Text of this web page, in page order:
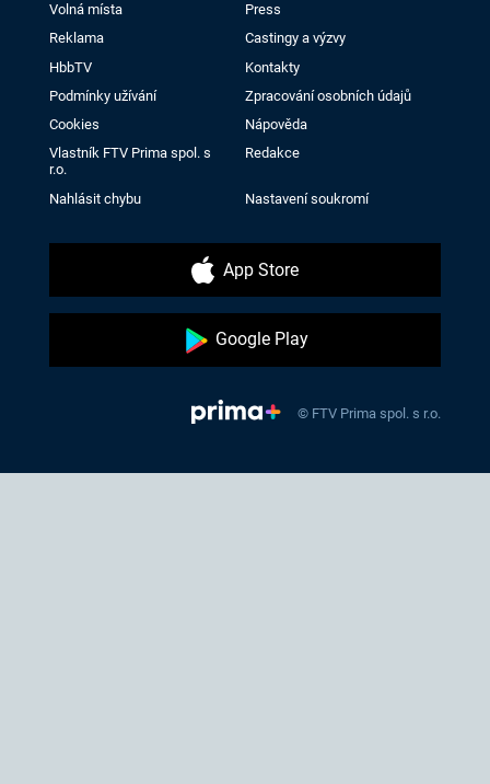
Volná místa
Press
Reklama
Castingy a výzvy
HbbTV
Kontakty
Podmínky užívání
Zpracování osobních údajů
Cookies
Nápověda
Vlastník FTV Prima spol. s
r.o.
Redakce
Nahlásit chybu Nastavení soukromí
App Store
Google Play
© FTV Prima spol. s r.o.